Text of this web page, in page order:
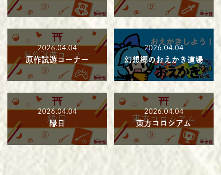
2026.04.04
原作試遊コーナー
2026.04.04
幻想郷のおえかき道場
2026.04.04
縁日
2026.04.04
東方コロシアム